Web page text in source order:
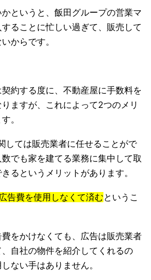
というと、飯田グループの営業マ
ることに忙しい過ぎて、販売して
からです。
約する度に、不動産屋に手数料を
ますが、これによって2つのメリ
。
しては販売業者に任せることがで
でも家を建てる業務に集中して取
るというメリットがあります。
広告費を使用しなくて済むというこ
をかけなくても、広告は販売業者
自社の物件を紹介してくれるの
ない手はありません。